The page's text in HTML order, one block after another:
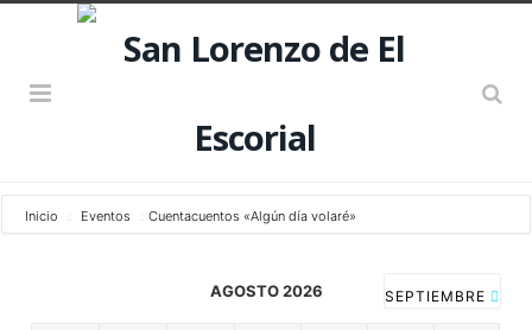
Inicio Eventos Cuentacuentos «Algún día volaré»
AGOSTO 2026 SEPTIEMBRE